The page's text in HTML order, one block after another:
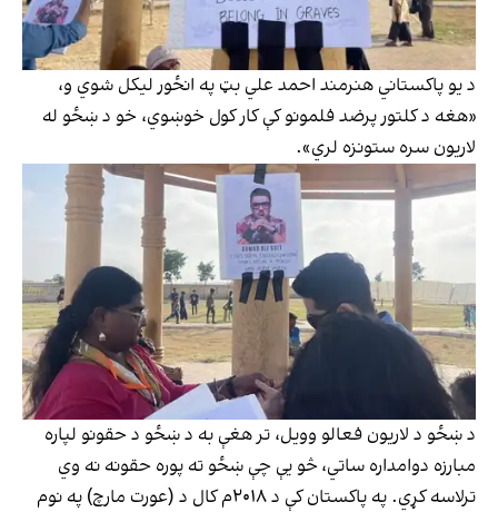
د يو پاکستاني هنرمند احمد علي بټ په انځور ليکل شوي و،
«هغه د کلتور پرضد فلمونو کې کار کول خوښوي، خو د ښځو له
لاريون سره ستونزه لري».
د ښځو د لاريون فعالو وويل، تر هغې به د ښځو د حقونو لپاره
مبارزه دوامداره ساتي، څو یې چې ښځو ته پوره حقونه نه وي
ترلاسه کړي. په پاکستان کې د ۲۰۱۸م کال د (عورت مارچ) په نوم